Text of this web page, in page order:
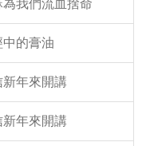
我們流血捨命
的膏油
年來開講
年來開講